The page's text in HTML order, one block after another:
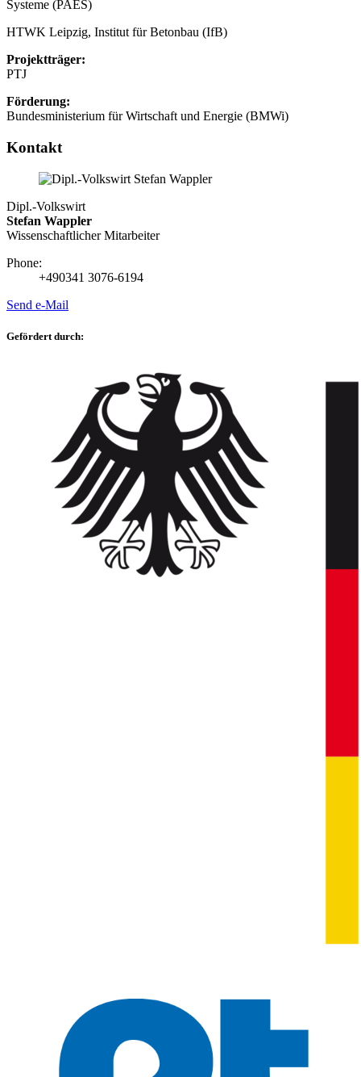
Systeme (PAES)
HTWK Leipzig, Institut für Betonbau (IfB)
Projektträger:
PTJ
Förderung:
Bundesministerium für Wirtschaft und Energie (BMWi)
Kontakt
Dipl.-Volkswirt
Stefan Wappler
Wissenschaftlicher Mitarbeiter
Phone:
+490341 3076-6194
Send e-Mail
Gefördert durch: